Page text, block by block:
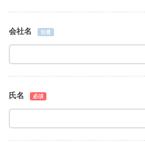
会社名 任意
氏名 必須